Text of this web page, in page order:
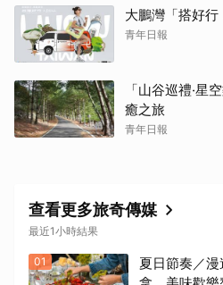
大鵬灣「搭好
青年日報
「山谷巡禮‧
癒之旅
青年日報
查看更多旅奇傳媒
最近1小時結果
01
夏日節奏／